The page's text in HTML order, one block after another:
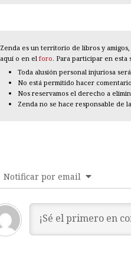
Zenda es un territorio de libros y
aquí o en el foro. Para participar en esta
Toda alusión personal injuriosa
No está permitido hacer
Nos reservamos el derecho a
Zenda no se hace responsable de
Notificar por email